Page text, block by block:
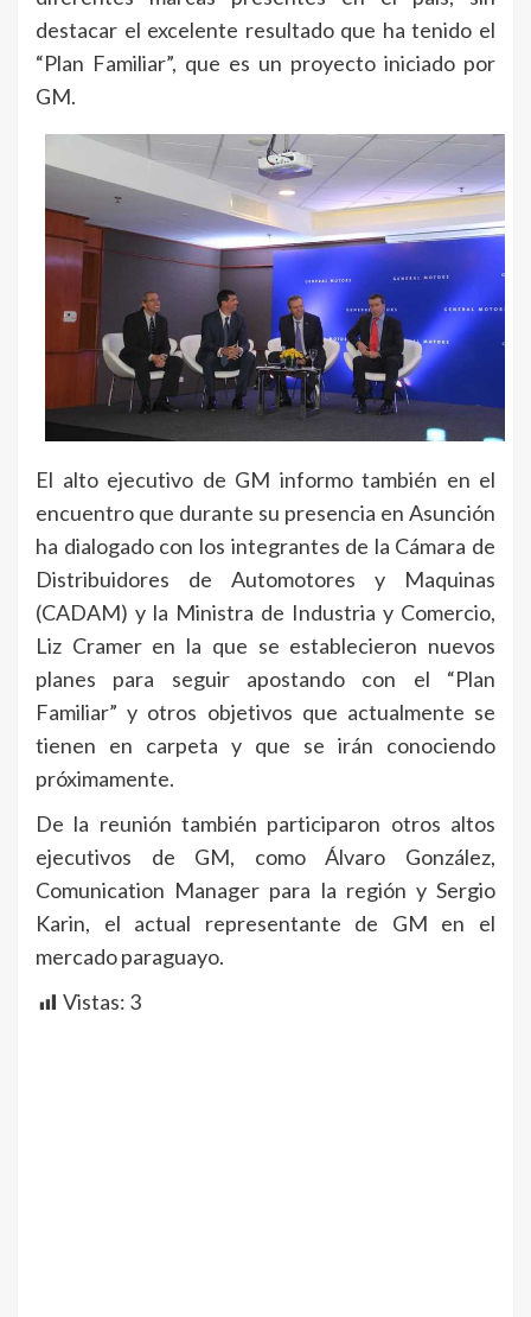
destacar el excelente resultado que ha tenido el
“Plan Familiar”, que es un proyecto iniciado por
GM.
El alto ejecutivo de GM informo también en el
encuentro que durante su presencia en Asunción
ha dialogado con los integrantes de la Cámara de
Distribuidores de Automotores y Maquinas
(CADAM) y la Ministra de Industria y Comercio,
Liz Cramer en la que se establecieron nuevos
planes para seguir apostando con el “Plan
Familiar” y otros objetivos que actualmente se
tienen en carpeta y que se irán conociendo
próximamente.
De la reunión también participaron otros altos
ejecutivos de GM, como Álvaro González,
Comunication Manager para la región y Sergio
Karin, el actual representante de GM en el
mercado paraguayo.
Vistas: 3